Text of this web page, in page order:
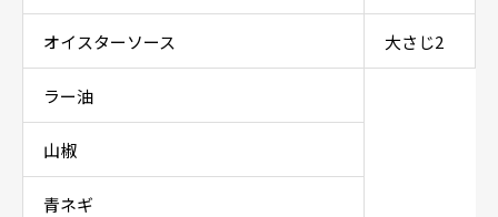
オイスターソース 大さじ2
ラー油
山椒
青ネギ